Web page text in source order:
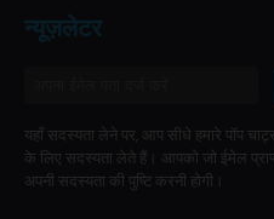
न्यूज़लेटर
यहाँ सदस्यता लेने पर, आप सीधे हमारे पॉप
के लिए सदस्यता लेते हैं। आपको जो ईमेल
अपनी सदस्यता की पुष्टि करनी होगी।